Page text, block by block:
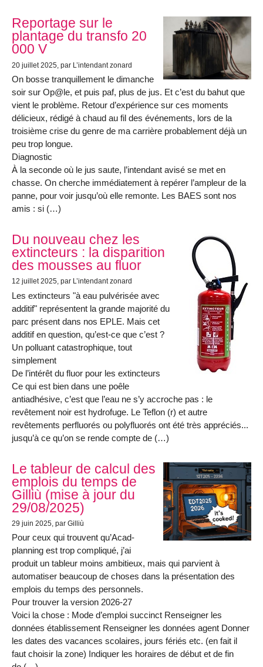
Reportage sur le
plantage du transfo 20
000 V
20 juillet 2025 , par L’intendant zonard
On bosse tranquillement le dimanche
soir sur Op@le, et puis paf, plus de jus. Et c’est du bahut que
vient le problème. Retour d’expérience sur ces moments
délicieux, rédigé à chaud au fil des événements, lors de la
troisième crise du genre de ma carrière probablement déjà un
peu trop longue.
Diagnostic
À la seconde où le jus saute, l’intendant avisé se met en
chasse. On cherche immédiatement à repérer l’ampleur de la
panne, pour voir jusqu’où elle remonte. Les BAES sont nos
amis : si (…)
Du nouveau chez les
extincteurs : la disparition
des mousses au fluor
12 juillet 2025, par L’intendant zonard
Les extincteurs "à eau pulvérisée avec
additif" représentent la grande majorité du
parc présent dans nos EPLE. Mais cet
additif en question, qu’est-ce que c’est ?
Un polluant catastrophique, tout
simplement
De l’intérêt du fluor pour les extincteurs
Ce qui est bien dans une poêle
antiadhésive, c’est que l’eau ne s’y accroche pas : le
revêtement noir est hydrofuge. Le Teflon (r) et autre
revêtements perfluorés ou polyfluorés ont été très appréciés...
jusqu’à ce qu’on se rende compte de (…)
Le tableur de calcul des
emplois du temps de
Gilliù (mise à jour du
29/08/2025)
29 juin 2025, par Gilliù
Pour ceux qui trouvent qu’Acad-
planning est trop compliqué, j’ai
produit un tableur moins ambitieux, mais qui parvient à
automatiser beaucoup de choses dans la présentation des
emplois du temps des personnels.
Pour trouver la version 2026-27
Voici la chose : Mode d’emploi succinct Renseigner les
données établissement Renseigner les données agent Donner
les dates des vacances scolaires, jours fériés etc. (en fait il
faut choisir la zone) Indiquer les horaires de début et de fin